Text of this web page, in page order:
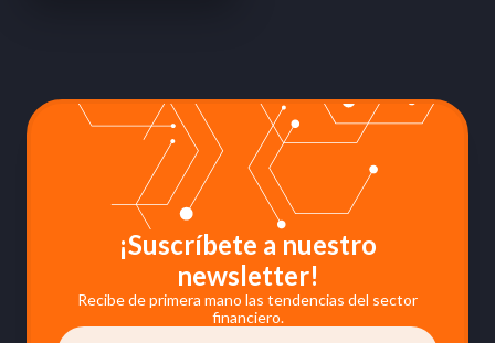
¡Suscríbete a nuestro
newsletter!
Recibe de primera mano las tendencias del sector
financiero.